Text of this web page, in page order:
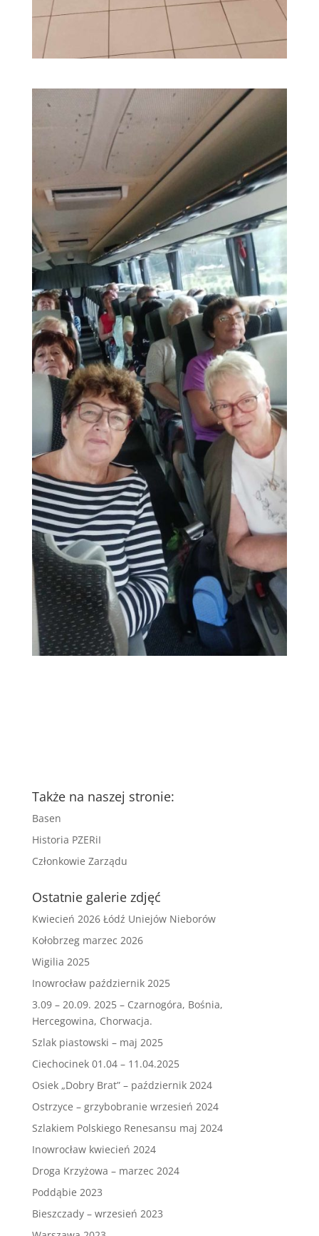
Także na naszej stronie:
Basen
Historia PZERiI
Członkowie Zarządu
Ostatnie galerie zdjęć
Kwiecień 2026 Łódź Uniejów Nieborów
Kołobrzeg marzec 2026
Wigilia 2025
Inowrocław październik 2025
3.09 – 20.09. 2025 – Czarnogóra, Bośnia,
Hercegowina, Chorwacja.
Szlak piastowski – maj 2025
Ciechocinek 01.04 – 11.04.2025
Osiek „Dobry Brat” – październik 2024
Ostrzyce – grzybobranie wrzesień 2024
Szlakiem Polskiego Renesansu maj 2024
Inowrocław kwiecień 2024
Droga Krzyżowa – marzec 2024
Poddąbie 2023
Bieszczady – wrzesień 2023